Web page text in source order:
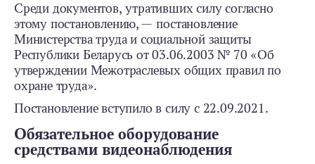
Среди документов, утративших силу согласно
этому постановлению, — постановление
Министерства труда и социальной защиты
Республики Беларусь от 03.06.2003 № 70 «Об
утверждении Межотраслевых общих правил по
охране труда».
Постановление вступило в силу с 22.09.2021.
Обязательное оборудование
средствами видеонаблюдения